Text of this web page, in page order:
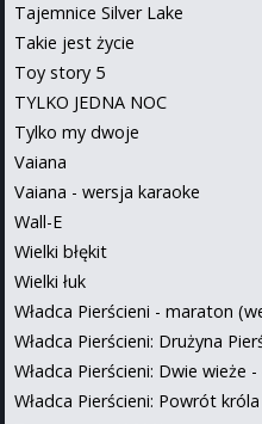
Tajemnice Silver Lake
Takie jest życie
Toy story 5
TYLKO JEDNA NOC
Tylko my dwoje
Vaiana
Vaiana - wersja karaoke
Wall-E
Wielki błękit
Wielki łuk
Władca Pierścieni - maraton
Władca Pierścieni: Drużyna
Władca Pierścieni: Dwie wieże
Władca Pierścieni: Powrót